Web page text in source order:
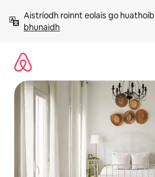
chuig
ábhar
Aistríodh roinnt eolais go
bhunaidh